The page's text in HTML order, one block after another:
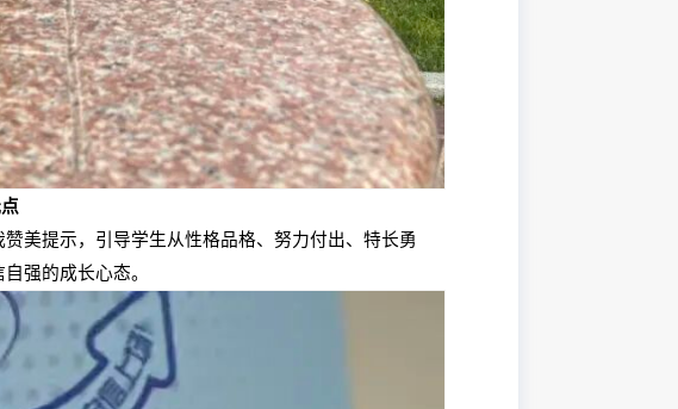
提示，引导学生从性格品格、努力付出、特长勇
强的成长心态。